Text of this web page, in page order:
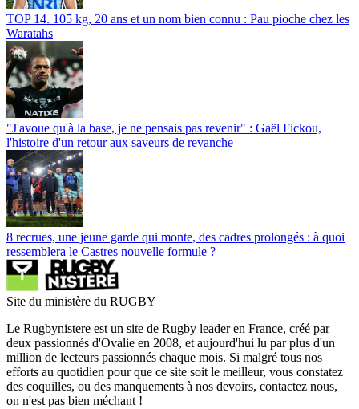
TOP 14. 105 kg, 20 ans et un nom bien connu : Pau pioche chez les
Waratahs
"J'avoue qu'à la base, je ne pensais pas revenir" : Gaël Fickou,
l'histoire d'un retour aux saveurs de revanche
8 recrues, une jeune garde qui monte, des cadres prolongés : à quoi
ressemblera le Castres nouvelle formule ?
Site du ministère du RUGBY
Le Rugbynistere est un site de Rugby leader en France, créé par
deux passionnés d'Ovalie en 2008, et aujourd'hui lu par plus d'un
million de lecteurs passionnés chaque mois. Si malgré tous nos
efforts au quotidien pour que ce site soit le meilleur, vous constatez
des coquilles, ou des manquements à nos devoirs, contactez nous,
on n'est pas bien méchant !